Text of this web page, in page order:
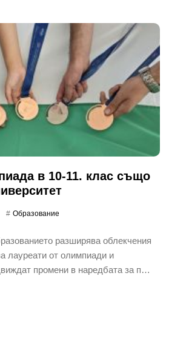
в 10-11. клас също
Oбразование
разширява облекчения
лауреати от олимпиади и
промени в наредбата за п…